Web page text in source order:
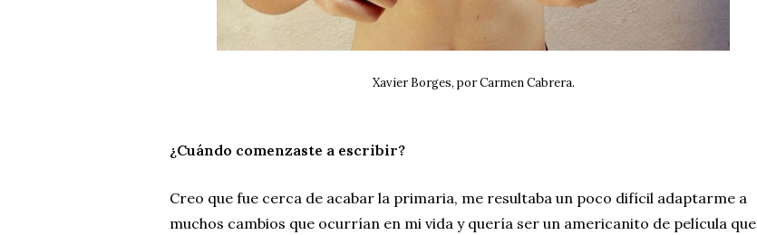
Xavier Borges, por Carmen Cabrera.
¿Cuándo comenzaste a escribir?
Creo que fue cerca de acabar la primaria, me resultaba un poco difícil adaptarme a
muchos cambios que ocurrían en mi vida y quería ser un americanito de película que